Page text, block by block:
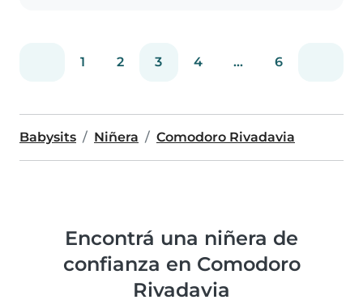
1 2 3 4 ... 6
Babysits Niñera Comodoro Rivadavia
Encontrá una niñera de
confianza en Comodoro
Rivadavia